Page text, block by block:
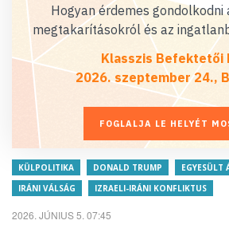
Hogyan érdemes gondolkodni
megtakarításokról és az
Klasszis Befektetői
2026. szeptember 24.,
FOGLALJA LE HELYÉT
KÜLPOLITIKA DONALD TRUMP
EGYESÜLT
IRÁNI VÁLSÁG
IZRAELI-IRÁNI KONFLIKTUS
2026. JÚNIUS 5. 07:45